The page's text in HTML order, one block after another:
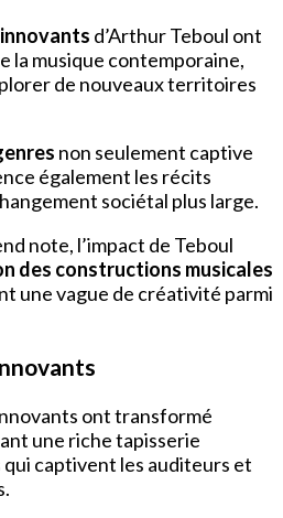
d’Arthur Teboul ont
la musique contemporaine,
de nouveaux territoires
non seulement captive
également les récits
sociétal plus large.
note, l’impact de Teboul
des constructions musicales
une vague de créativité parmi
ont transformé
une riche tapisserie
qui captivent les auditeurs et